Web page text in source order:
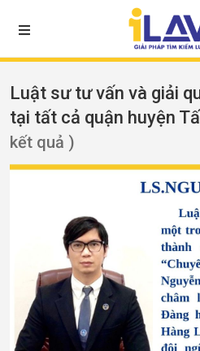
Luật sư tư vấn và giải
tại tất cả quận huyện
kết quả )